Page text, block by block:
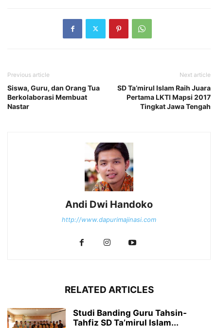
Previous article
Siswa, Guru, dan Orang Tua
Berkolaborasi Membuat
Nastar
Next article
SD Ta’mirul Islam Raih Juara
Pertama LKTI Mapsi 2017
Tingkat Jawa Tengah
Andi Dwi Handoko
http://www.dapurimajinasi.com
RELATED ARTICLES
Studi Banding Guru Tahsin-
Tahfiz SD Ta’mirul Islam...